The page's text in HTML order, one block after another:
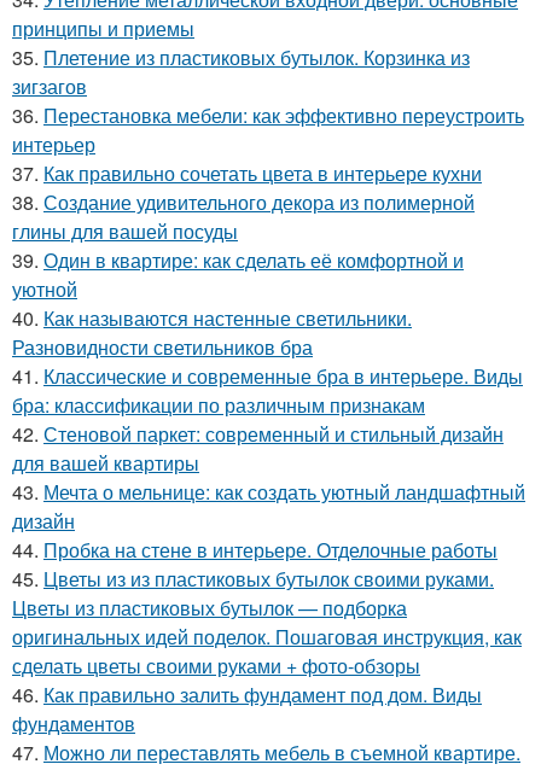
принципы и приемы
35. Плетение из пластиковых бутылок. Корзинка из
зигзагов
36. Перестановка мебели: как эффективно переустроить
интерьер
37. Как правильно сочетать цвета в интерьере кухни
38. Создание удивительного декора из полимерной
глины для вашей посуды
39. Один в квартире: как сделать её комфортной и
уютной
40. Как называются настенные светильники.
Разновидности светильников бра
41. Классические и современные бра в интерьере. Виды
бра: классификации по различным признакам
42. Стеновой паркет: современный и стильный дизайн
для вашей квартиры
43. Мечта о мельнице: как создать уютный ландшафтный
дизайн
44. Пробка на стене в интерьере. Отделочные работы
45. Цветы из из пластиковых бутылок своими руками.
Цветы из пластиковых бутылок — подборка
оригинальных идей поделок. Пошаговая инструкция, как
сделать цветы своими руками + фото-обзоры
46. Как правильно залить фундамент под дом. Виды
фундаментов
47. Можно ли переставлять мебель в съемной квартире.